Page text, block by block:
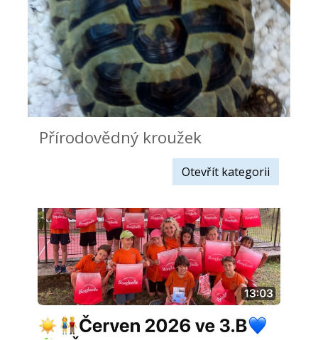
Přírodovědný kroužek
Otevřít kategorii